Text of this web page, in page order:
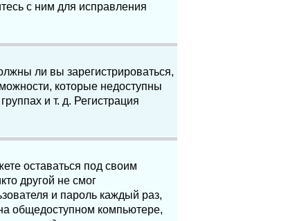
с ним для исправления
ли вы зарегистрироваться,
которые недоступны
и т. д. Регистрация
оставаться под своим
другой не смог
и пароль каждый раз,
общедоступном компьютере,